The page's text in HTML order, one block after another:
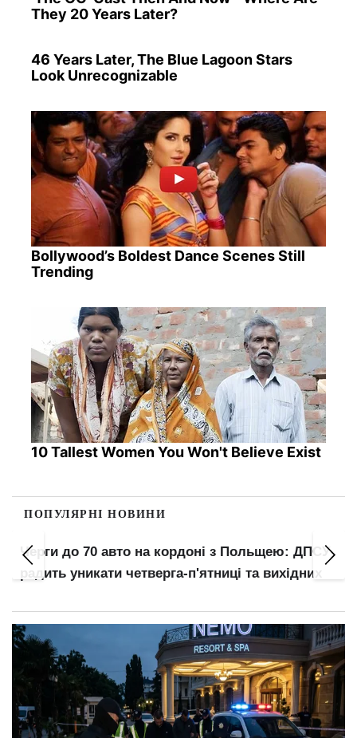
They 20 Years Later?
46 Years Later, The Blue Lagoon Stars
Look Unrecognizable
Bollywood’s Boldest Dance Scenes Still
Trending
10 Tallest Women You Won't Believe Exist
ПОПУЛЯРНІ НОВИНИ
Черги до 70 авто на кордоні з Польщею: ДПСУ
радить уникати четверга-п'ятниці та вихідних